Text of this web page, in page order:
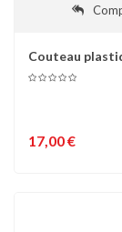
Couteau
17,00 €